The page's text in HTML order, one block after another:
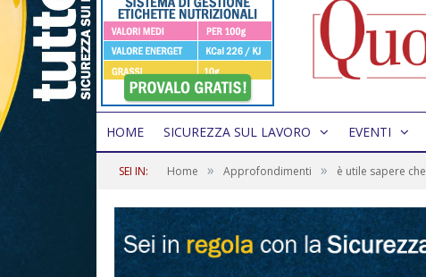
HOME SICUREZZA SUL LAVORO EVENTI
SEI IN: Home » Approfondimenti » è utile sapere che